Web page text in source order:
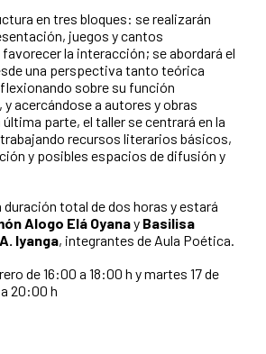
en tres bloques: se realizarán
juegos y cantos
la interacción; se abordará el
una perspectiva tanto teórica
sobre su función
acercándose a autores y obras
última parte, el taller se centrará en la
recursos literarios básicos,
y posibles espacios de difusión y
duración total de dos horas y estará
Alogo Elá Oyanay Basilisa
Iyanga, integrantes de Aula Poética.
de 16:00 a 18:00 h y martes 17 de
20:00 h